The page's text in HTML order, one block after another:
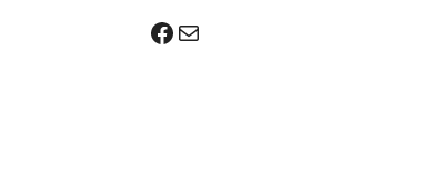
Facebook
E-Mail